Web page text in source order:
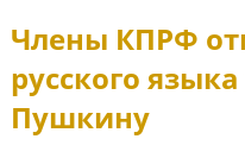
Члены КПРФ
русского
Пушкину